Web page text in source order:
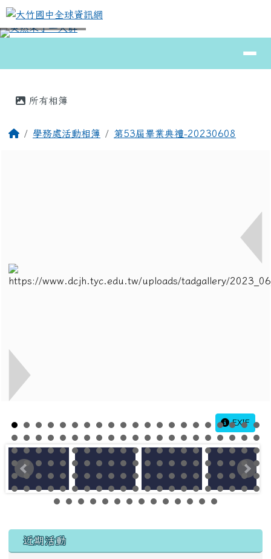
跳至主內容區
大竹國中全球資訊網
⏸
所有相簿
回首頁學務處活動相簿 第53屆畢業典禮-20230608
EXIF
左邊區域內容
近期活動